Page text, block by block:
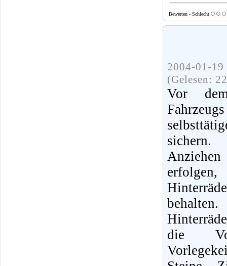
Bewerten - Schlecht
2004-01-
(Gelesen:
Vor
die